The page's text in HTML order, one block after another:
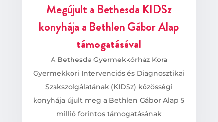
Megújult a Bethesda KIDSz
konyhája a Bethlen Gábor Alap
támogatásával
A Bethesda Gyermekkórház Kora
Gyermekkori Intervenciós és Diagnosztikai
Szakszolgálatának (KIDSz) közösségi
konyhája újult meg a Bethlen Gábor Alap 5
millió forintos támogatásának